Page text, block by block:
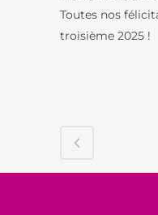
Toutes nos
troisième 2025 !